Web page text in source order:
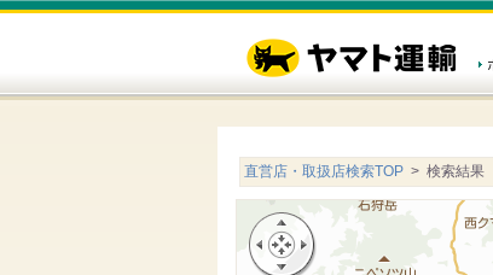
直営店・取扱店検索TOP > 検索結果